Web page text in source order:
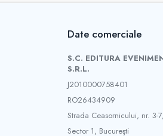
Date comerciale
S.C. EDITURA
S.R.L.
J2010000758401
RO26434909
Strada Ceasornicului, nr. 3-
Sector 1, Bucureşti